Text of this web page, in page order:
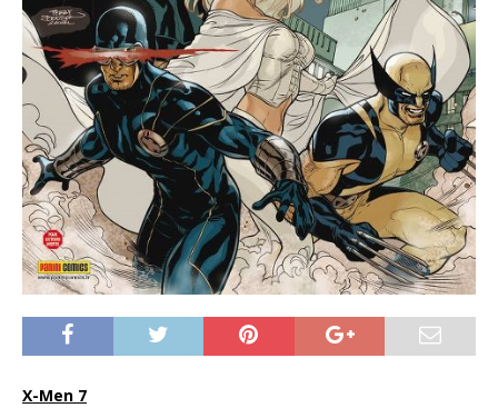
X-Men 7